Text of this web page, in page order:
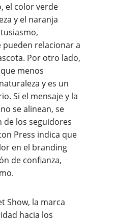
el color verde
y el naranja
pueden relacionar a
Por otro lado,
menos
y es un
Si el mensaje y la
se alinean, se
de los seguidores
Press indica que
en el branding
de confianza,
Show, la marca
hacia los